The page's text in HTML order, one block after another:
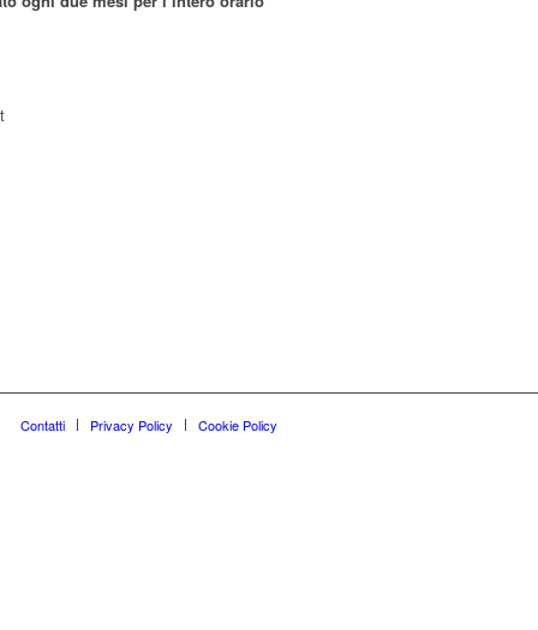
Contatti Privacy Policy Cookie Policy